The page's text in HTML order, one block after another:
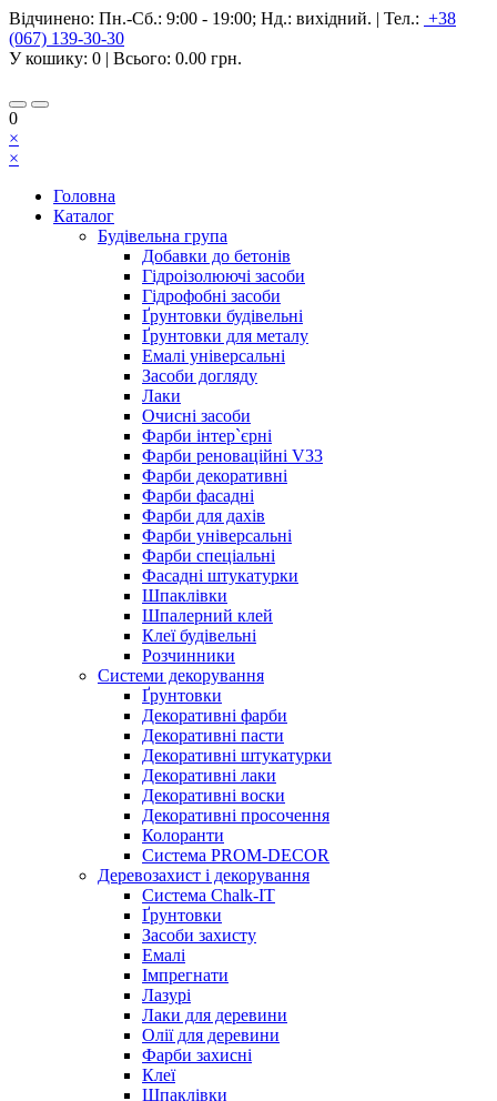
Відчинено: Пн.-Сб.: 9:00 - 19:00; Нд.: вихідний. | Тел.: +38
(067) 139-30-30
У кошику: 0 | Всього: 0.00 грн.
0
×
×
Головна
Каталог
Будівельна група
Добавки до бетонів
Гідроізолюючі засоби
Гідрофобні засоби
Ґрунтовки будівельні
Ґрунтовки для металу
Емалі універсальні
Засоби догляду
Лаки
Очисні засоби
Фарби інтер`єрні
Фарби реноваційні V33
Фарби декоративні
Фарби фасадні
Фарби для дахів
Фарби універсальні
Фарби спеціальні
Фасадні штукатурки
Шпаклівки
Шпалерний клей
Клеї будівельні
Розчинники
Системи декорування
Ґрунтовки
Декоративні фарби
Декоративні пасти
Декоративні штукатурки
Декоративні лаки
Декоративні воски
Декоративні просочення
Колоранти
Система PROM-DECOR
Деревозахист і декорування
Система Chalk-IT
Ґрунтовки
Засоби захисту
Емалі
Імпрегнати
Лазурі
Лаки для деревини
Олії для деревини
Фарби захисні
Клеї
Шпаклівки